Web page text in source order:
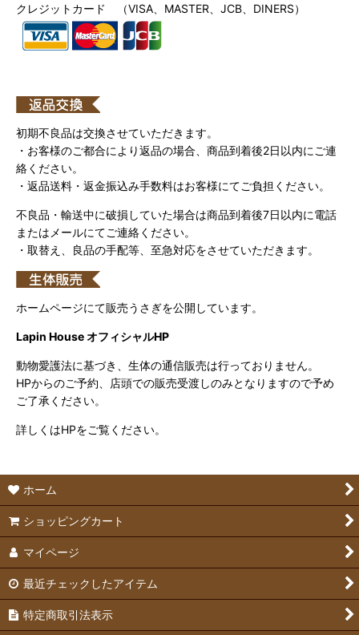
クレジットカード （VISA、MASTER、JCB、DINERS）
初期不良品は交換させていただきます。
・お客様のご都合により返品の場合、商品到着後2日以内にご連
絡ください。
・返品送料・返金振込み手数料はお客様にてご負担ください。
不良品・輸送中に破損していた場合は商品到着後7日以内に電話
またはメールにてご連絡ください。
・取替え、良品の手配等、至急対応をさせていただきます。
ホームページにて販売うさぎを公開しています。
Lapin House オフィシャルHP
動物愛護法に基づき、生体の通信販売は行っておりません。
HPからのご予約、店頭での販売受渡しのみとなりますので予め
ご了承ください。
詳しくはHPをご覧ください。
ホーム
ショッピングカート
マイページ
最近チェックしたアイテム
特定商取引法表示